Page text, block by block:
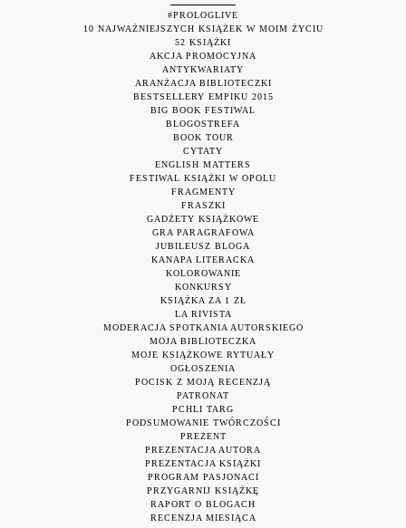
#PROLOGLIVE
10 NAJWAŻNIEJSZYCH KSIĄŻEK W MOIM ŻYCIU
52 KSIĄŻKI
AKCJA PROMOCYJNA
ANTYKWARIATY
ARANŻACJA BIBLIOTECZKI
BESTSELLERY EMPIKU 2015
BIG BOOK FESTIWAL
BLOGOSTREFA
BOOK TOUR
CYTATY
ENGLISH MATTERS
FESTIWAL KSIĄŻKI W OPOLU
FRAGMENTY
FRASZKI
GADŻETY KSIĄŻKOWE
GRA PARAGRAFOWA
JUBILEUSZ BLOGA
KANAPA LITERACKA
KOLOROWANIE
KONKURSY
KSIĄŻKA ZA 1 ZŁ
LA RIVISTA
MODERACJA SPOTKANIA AUTORSKIEGO
MOJA BIBLIOTECZKA
MOJE KSIĄŻKOWE RYTUAŁY
OGŁOSZENIA
POCISK Z MOJĄ RECENZJĄ
PATRONAT
PCHLI TARG
PODSUMOWANIE TWÓRCZOŚCI
PREZENT
PREZENTACJA AUTORA
PREZENTACJA KSIĄŻKI
PROGRAM PASJONACI
PRZYGARNIJ KSIĄŻKĘ
RAPORT O BLOGACH
RECENZJA MIESIĄCA